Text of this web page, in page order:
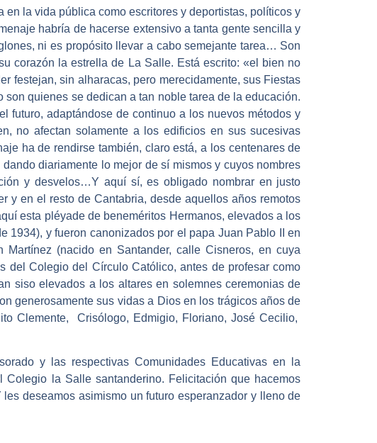
la vida pública como escritores y deportistas, políticos y
habría de hacerse extensivo a tanta gente sencilla y
ni es propósito llevar a cabo semejante tarea… Son
corazón la estrella de La Salle. Está escrito: «el bien no
sin alharacas, pero merecidamente, sus Fiestas
quienes se dedican a tan noble tarea de la educación.
futuro, adaptándose de continuo a los nuevos métodos y
no afectan solamente a los edificios en sus sucesivas
ha de rendirse también, claro está, a los centenares de
diariamente lo mejor de sí mismos y cuyos nombres
y desvelos…Y aquí sí, es obligado nombrar en justo
y en el resto de Cantabria, desde aquellos años remotos
esta pléyade de beneméritos Hermanos, elevados a los
y fueron canonizados por el papa Juan Pablo II en
(nacido en Santander, calle Cisneros, en cuya
del Colegio del Círculo Católico, antes de profesar como
siso elevados a los altares en solemnes ceremonias de
generosamente sus vidas a Dios en los trágicos años de
Clemente, Crisólogo, Edmigio, Floriano, José Cecilio,
y las respectivas Comunidades Educativas en la
la Salle santanderino. Felicitación que hacemos
deseamos asimismo un futuro esperanzador y lleno de